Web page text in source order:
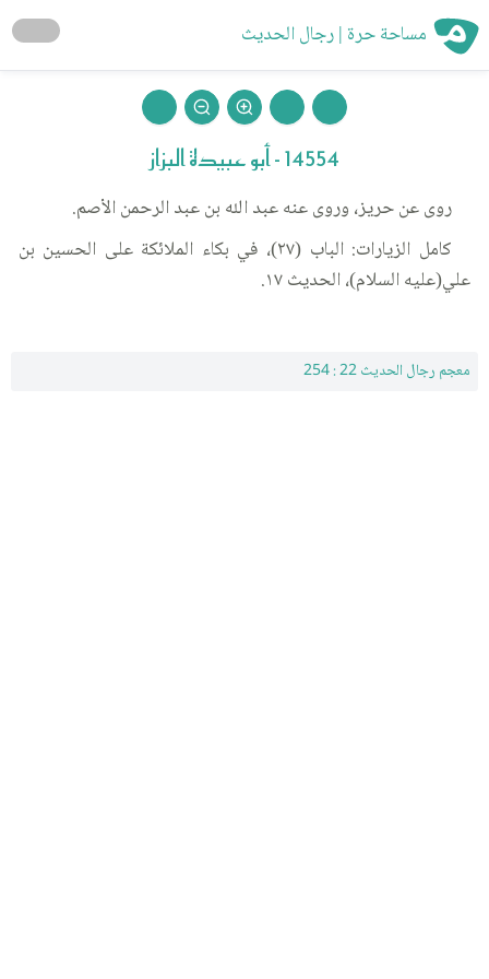
مساحة حرة | رجال الحديث
14554 - أبو عبيدة البزاز
روى عن حريز، وروى عنه عبد الله بن عبد الرحمن الأصم.
كامل الزيارات: الباب (٢٧)، في بكاء الملائكة على الحسين بن
علي(عليه السلام)، الحديث ١٧.
معجم رجال الحديث 22 : 254